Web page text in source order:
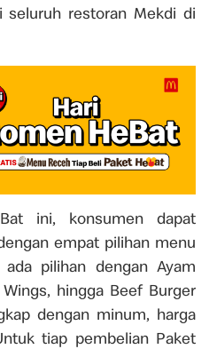
seluruh restoran Mekdi di
ini, konsumen dapat
empat pilihan menu
pilihan dengan Ayam
hingga Beef Burger
dengan minum, harga
tiap pembelian Paket